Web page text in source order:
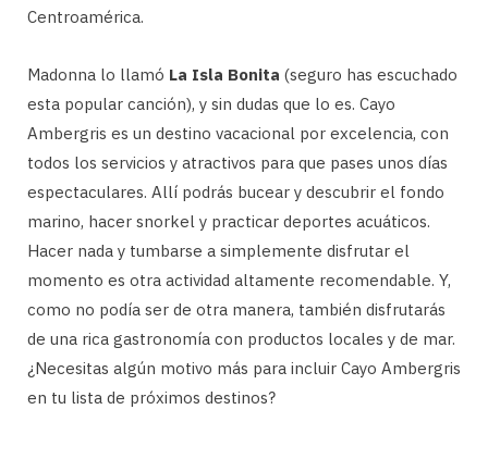
Centroamérica.
Madonna lo llamó La Isla Bonita (seguro has escuchado
esta popular canción), y sin dudas que lo es. Cayo
Ambergris es un destino vacacional por excelencia, con
todos los servicios y atractivos para que pases unos días
espectaculares. Allí podrás bucear y descubrir el fondo
marino, hacer snorkel y practicar deportes acuáticos.
Hacer nada y tumbarse a simplemente disfrutar el
momento es otra actividad altamente recomendable. Y,
como no podía ser de otra manera, también disfrutarás
de una rica gastronomía con productos locales y de mar.
¿Necesitas algún motivo más para incluir Cayo Ambergris
en tu lista de próximos destinos?